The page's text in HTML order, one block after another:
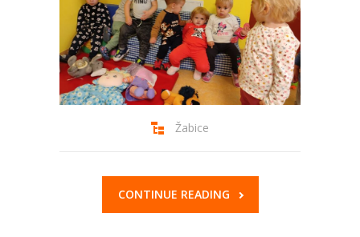
-- Pravilnik o provođenju postupaka jednostavne
nabave
-- Statut
-- Kolektivni ugovor
-- Upravno vijeće Žabice
CONTINUE READING